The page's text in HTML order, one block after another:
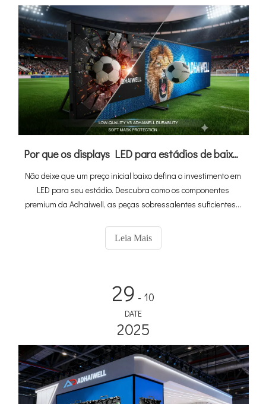
Por que os displays LED para estádios de baixo preço custam mais: a vantagem do valor Adhaiwell
Não deixe que um preço inicial baixo defina o investimento em
LED para seu estádio. Descubra como os componentes
premium da Adhaiwell, as peças sobressalentes suficientes e
confiabilidade e o mínimo de tempo de inatividade, garantindo
receita contínua dos patrocinadores e uma experiência pós-
Leia Mais
29 - 10
DATE
2025